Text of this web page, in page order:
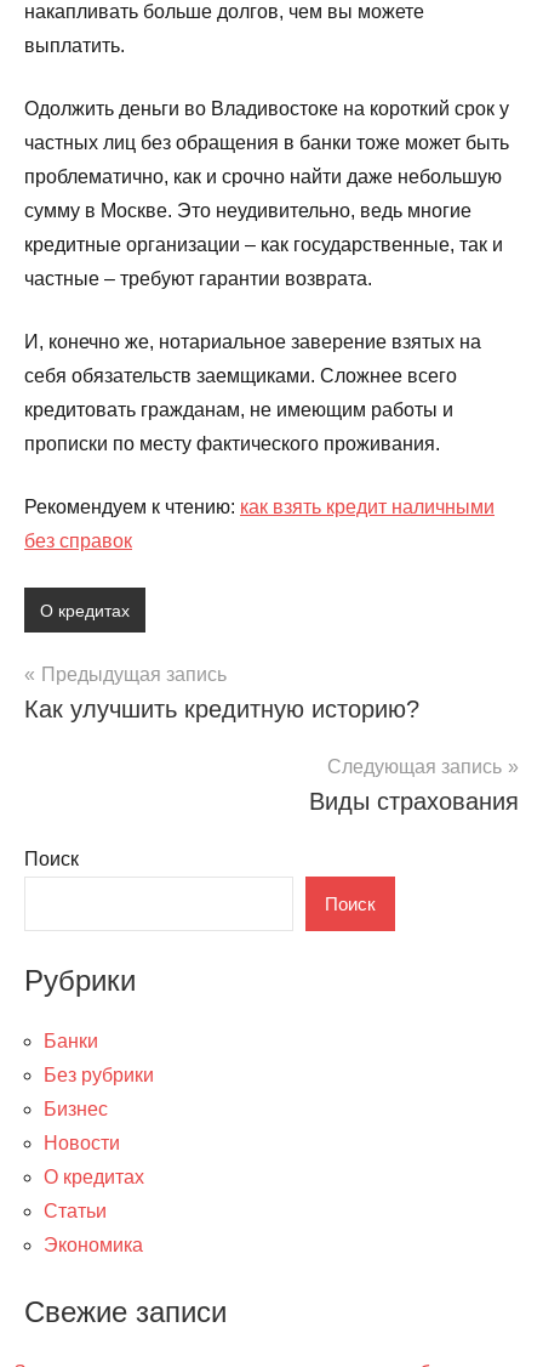
накапливать больше долгов, чем вы можете
выплатить.
Одолжить деньги во Владивостоке на короткий срок у
частных лиц без обращения в банки тоже может быть
проблематично, как и срочно найти даже небольшую
сумму в Москве. Это неудивительно, ведь многие
кредитные организации – как государственные, так и
частные – требуют гарантии возврата.
И, конечно же, нотариальное заверение взятых на
себя обязательств заемщиками. Сложнее всего
кредитовать гражданам, не имеющим работы и
прописки по месту фактического проживания.
Рекомендуем к чтению: как взять кредит наличными
без справок
О кредитах
Навигация
по
Предыдущая запись
Как улучшить кредитную историю?
Следующая запись
Виды страхования
Поиск
Поиск
Рубрики
Банки
Без рубрики
Бизнес
Новости
О кредитах
Статьи
Экономика
Свежие записи